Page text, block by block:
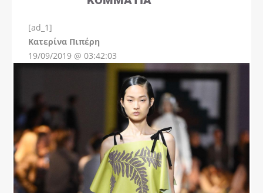
[ad_1]
Kατερίνα Πιπέρη
19/09/2019 @ 03:42:03